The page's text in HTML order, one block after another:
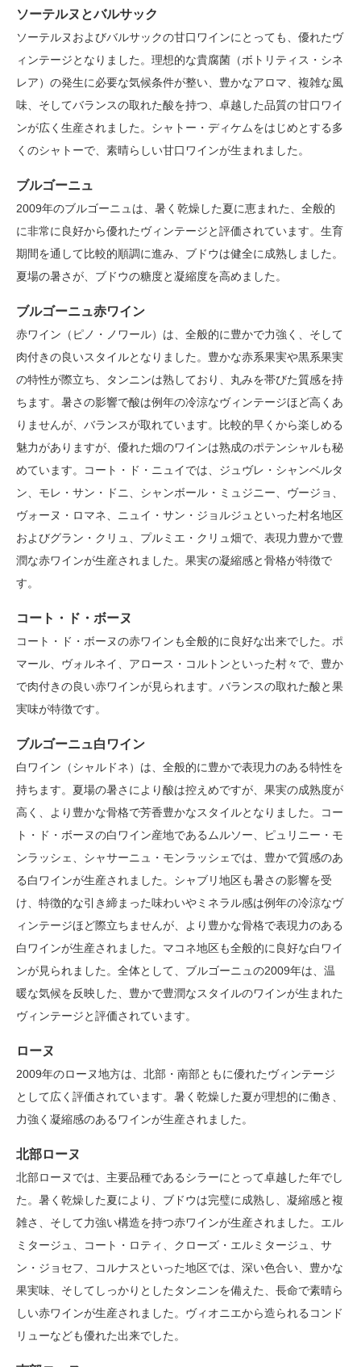
ソーテルヌとバルサック
ソーテルヌおよびバルサックの甘口ワインにとっても、優れたヴ
ィンテージとなりました。理想的な貴腐菌（ボトリティス・シネ
レア）の発生に必要な気候条件が整い、豊かなアロマ、複雑な風
味、そしてバランスの取れた酸を持つ、卓越した品質の甘口ワイ
ンが広く生産されました。シャトー・ディケムをはじめとする多
くのシャトーで、素晴らしい甘口ワインが生まれました。
ブルゴーニュ
2009年のブルゴーニュは、暑く乾燥した夏に恵まれた、全般的
に非常に良好から優れたヴィンテージと評価されています。生育
期間を通して比較的順調に進み、ブドウは健全に成熟しました。
夏場の暑さが、ブドウの糖度と凝縮度を高めました。
ブルゴーニュ赤ワイン
赤ワイン（ピノ・ノワール）は、全般的に豊かで力強く、そして
肉付きの良いスタイルとなりました。豊かな赤系果実や黒系果実
の特性が際立ち、タンニンは熟しており、丸みを帯びた質感を持
ちます。暑さの影響で酸は例年の冷涼なヴィンテージほど高くあ
りませんが、バランスが取れています。比較的早くから楽しめる
魅力がありますが、優れた畑のワインは熟成のポテンシャルも秘
めています。コート・ド・ニュイでは、ジュヴレ・シャンベルタ
ン、モレ・サン・ドニ、シャンボール・ミュジニー、ヴージョ、
ヴォーヌ・ロマネ、ニュイ・サン・ジョルジュといった村名地区
およびグラン・クリュ、プルミエ・クリュ畑で、表現力豊かで豊
潤な赤ワインが生産されました。果実の凝縮感と骨格が特徴で
す。
コート・ド・ボーヌ
コート・ド・ボーヌの赤ワインも全般的に良好な出来でした。ポ
マール、ヴォルネイ、アロース・コルトンといった村々で、豊か
で肉付きの良い赤ワインが見られます。バランスの取れた酸と果
実味が特徴です。
ブルゴーニュ白ワイン
白ワイン（シャルドネ）は、全般的に豊かで表現力のある特性を
持ちます。夏場の暑さにより酸は控えめですが、果実の成熟度が
高く、より豊かな骨格で芳香豊かなスタイルとなりました。コー
ト・ド・ボーヌの白ワイン産地であるムルソー、ピュリニー・モ
ンラッシェ、シャサーニュ・モンラッシェでは、豊かで質感のあ
る白ワインが生産されました。シャブリ地区も暑さの影響を受
け、特徴的な引き締まった味わいやミネラル感は例年の冷涼なヴ
ィンテージほど際立ちませんが、より豊かな骨格で表現力のある
白ワインが生産されました。マコネ地区も全般的に良好な白ワイ
ンが見られました。全体として、ブルゴーニュの2009年は、温
暖な気候を反映した、豊かで豊潤なスタイルのワインが生まれた
ヴィンテージと評価されています。
ローヌ
2009年のローヌ地方は、北部・南部ともに優れたヴィンテージ
として広く評価されています。暑く乾燥した夏が理想的に働き、
力強く凝縮感のあるワインが生産されました。
北部ローヌ
北部ローヌでは、主要品種であるシラーにとって卓越した年でし
た。暑く乾燥した夏により、ブドウは完璧に成熟し、凝縮感と複
雑さ、そして力強い構造を持つ赤ワインが生産されました。エル
ミタージュ、コート・ロティ、クローズ・エルミタージュ、サ
ン・ジョセフ、コルナスといった地区では、深い色合い、豊かな
果実味、そしてしっかりとしたタンニンを備えた、長命で素晴ら
しい赤ワインが生産されました。ヴィオニエから造られるコンド
リューなども優れた出来でした。